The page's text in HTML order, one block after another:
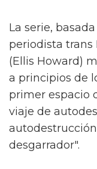
La serie,
periodista trans
(Ellis Howard)
a principios de
primer espacio
viaje de
desgarrador".